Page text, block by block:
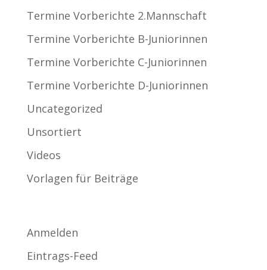
Termine Vorberichte 2.Mannschaft
Termine Vorberichte B-Juniorinnen
Termine Vorberichte C-Juniorinnen
Termine Vorberichte D-Juniorinnen
Uncategorized
Unsortiert
Videos
Vorlagen für Beiträge
Anmelden
Eintrags-Feed